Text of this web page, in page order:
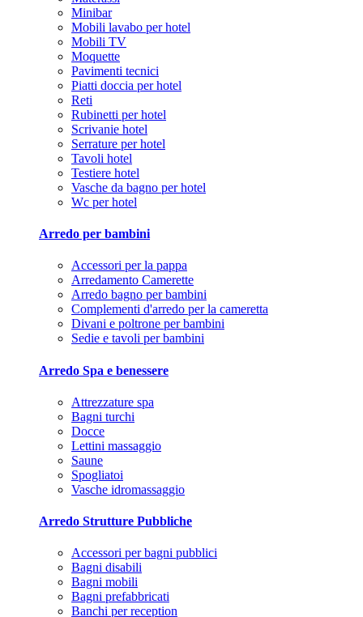
Minibar
Mobili lavabo per hotel
Mobili TV
Moquette
Pavimenti tecnici
Piatti doccia per hotel
Reti
Rubinetti per hotel
Scrivanie hotel
Serrature per hotel
Tavoli hotel
Testiere hotel
Vasche da bagno per hotel
Wc per hotel
Arredo per bambini
Accessori per la pappa
Arredamento Camerette
Arredo bagno per bambini
Complementi d'arredo per la cameretta
Divani e poltrone per bambini
Sedie e tavoli per bambini
Arredo Spa e benessere
Attrezzature spa
Bagni turchi
Docce
Lettini massaggio
Saune
Spogliatoi
Vasche idromassaggio
Arredo Strutture Pubbliche
Accessori per bagni pubblici
Bagni disabili
Bagni mobili
Bagni prefabbricati
Banchi per reception